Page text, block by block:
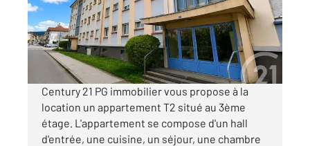
Appartement F2 à louer
680 €
par mois charges comprises
Century 21 PG immobilier vous propose à la
location un appartement T2 situé au 3ème
étage. L'appartement se compose d'un hall
d'entrée, une cuisine, un séjour, une chambre